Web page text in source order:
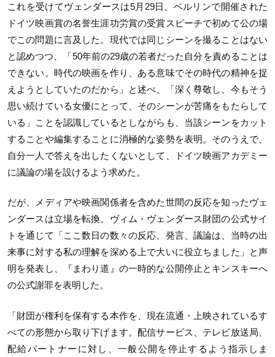
これを受けてヴェンダースは5月 29日、ベルリンで開催された
ドイツ映画賞の名誉生涯功労賞の受賞スピーチで初めて公の場
でこの問題に言及した。現代では同じシーンを撮ることはない
と認めつつ、「50年前の29歳の若者だった自分を責めることは
できない。時代の映画を作り、ある意味でその時代の精神を捉
えようとしていたのだから」と述べ、「深く尊敬し、今もそう
思い続けている女優にとって、そのシーンが苦痛をもたらして
いる」ことを認識しているとしながらも、当該シーンをカット
することや編集することに消極的な姿勢を表明。そのうえで、
自分一人で答えを出したくないとして、ドイツ映画アカデミー
に議論の場を設けるよう求めた。
だが、メディアや映画関係者を含めた世間の反応を知ったヴェ
ンダースは立場を転換。ヴィム・ヴェンダース財団の公式サイ
トを通じて「ここ数日の数々の反応、発言、議論は、当時の出
来事に対する私の理解を深める上で大いに役立ちました」と声
明を発表し、『まわり道』の一時的な公開停止とキンスキーへ
の公式謝罪を表明した。
「財団が権利を保有する本作を、現在流通・上映されているす
べての形態から取り下げます。配信サービス、テレビ放送局、
配給パートナーに対し、一般公開を停止するよう指示しま